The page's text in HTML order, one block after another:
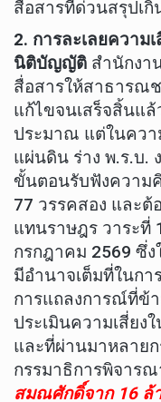
สื่อสารที่ด่วนสรุปเกิ
2. การละเลยความ
นิติบัญญัติ สำนักงา
สื่อสารให้สาธารณ
แก้ไขจนเสร็จสิ้นแ
ประมาณ แต่ในคว
แผ่นดิน ร่าง พ.ร.บ.
ขั้นตอนรับฟังความ
77 วรรคสอง และ
แทนราษฎร วาระที่
กรกฎาคม 2569 ซึ่
มีอำนาจเต็มที่ในก
การแถลงการณ์ที่ข้
ประเมินความเสี่ยง
และที่ผ่านมาหลา
กรรมาธิการพิจารณ
สมณศักดิ์จาก 16 ล้